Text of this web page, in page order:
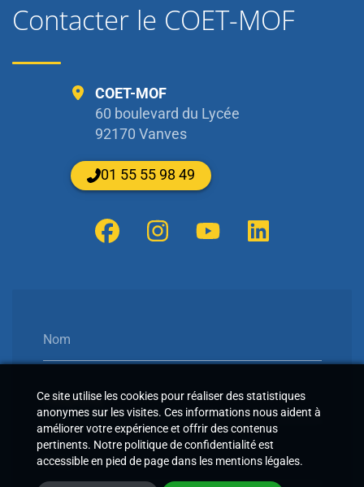
Contacter le COET-MOF
Nom
Téléphone
E-Mail
COET-MOF
60 boulevard du Lycée
92170 Vanves
01 55 55 98 49
Ce site utilise les cookies pour réaliser des statistiques
anonymes sur les visites. Ces informations nous aident à
améliorer votre expérience et offrir des contenus
pertinents. Notre politique de confidentialité est
accessible en pied de page dans les mentions légales.